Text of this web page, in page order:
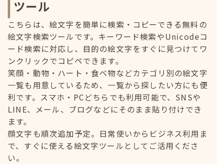
ツール
こちらは、絵文字を簡単に検索・コピーできる無料の
絵文字検索ツールです。キーワード検索やUnicodeコ
ード検索に対応し、目的の絵文字をすぐに見つけてワ
ンクリックでコピペできます。
笑顔・動物・ハート・食べ物などカテゴリ別の絵文字
一覧も用意しているため、一覧から探したい方にも便
利です。スマホ・PCどちらでも利用可能で、SNSや
LINE、メール、ブログなどにそのまま貼り付けでき
ます。
顔文字も順次追加予定。日常使いからビジネス利用ま
で、すぐに使える絵文字ツールとしてご活用くださ
い。